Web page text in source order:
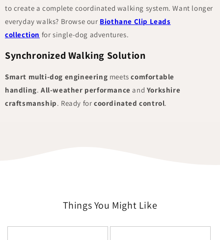
to create a complete coordinated walking system. Want longer
everyday walks? Browse our Biothane Clip Leads
collection for single-dog adventures.
Synchronized Walking Solution
Smart multi-dog engineering meets comfortable
handling. All-weather performance and Yorkshire
craftsmanship. Ready for coordinated control.
Things You Might Like